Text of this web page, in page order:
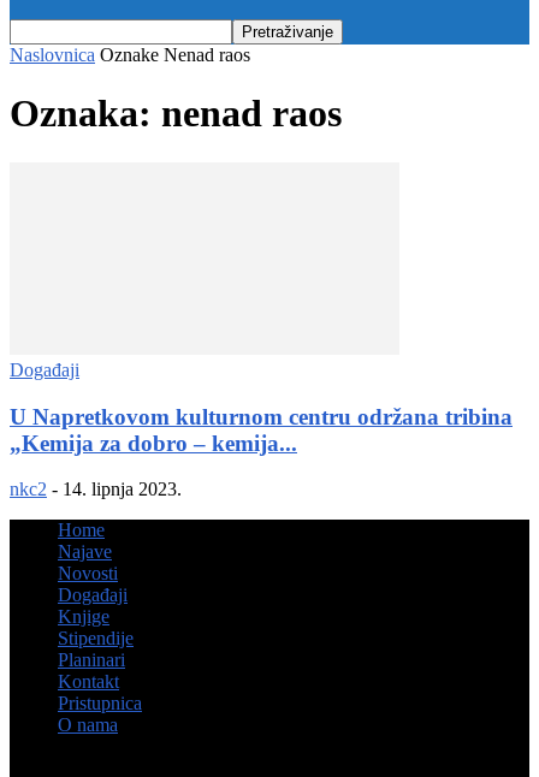
Naslovnica Oznake Nenad raos
Oznaka: nenad raos
Događaji
U Napretkovom kulturnom centru održana tribina
„Kemija za dobro – kemija...
nkc2 - 14. lipnja 2023.
Home
Najave
Novosti
Događaji
Knjige
Stipendije
Planinari
Kontakt
Pristupnica
O nama